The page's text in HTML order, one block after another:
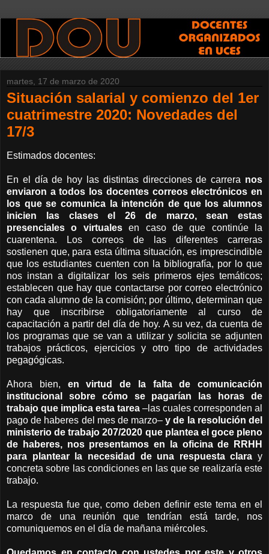
martes, 17 de marzo de 2020
Situación salarial y comienzo del 1er
cuatrimestre 2020: Novedades del
17/3
Estimados docentes:
En el día de hoy las distintas direcciones de carrera nos
enviaron a todos los docentes correos electrónicos en
los que se comunica la intención de que los alumnos
inicien las clases el 26 de marzo, sean estas
presenciales o virtualesen caso de que continúe la
cuarentena. Los correos de las diferentes carreras
sostienen que, para esta última situación, es imprescindible
que los estudiantes cuenten con la bibliografía, por lo que
nos instan a digitalizar los seis primeros ejes temáticos;
establecen que hay que contactarse por correo electrónico
con cada alumno de la comisión; por último, determinan que
hay que inscribirse obligatoriamente al curso de
capacitación a partir del día de hoy. A su vez, da cuenta de
los programas que se van a utilizar y solicita se adjunten
trabajos prácticos, ejercicios y otro tipo de actividades
pegagógicas.
Ahora bien, en virtud de la falta de comunicación
institucional sobre cómo se pagarían las horas de
trabajo que implica esta tarea –las cuales corresponden al
pago de haberes del mes de marzo–y de la resolución del
ministerio de trabajo 207/2020 que plantea el goce pleno
de haberes, nos presentamos en la oficina de RRHH
para plantear la necesidad de una respuesta clara y
concreta sobre las condiciones en las que se realizaría este
trabajo.
La respuesta fue que, como deben definir este tema en el
marco de una reunión que tendrían está tarde, nos
comuniquemos en el día de mañana miércoles.